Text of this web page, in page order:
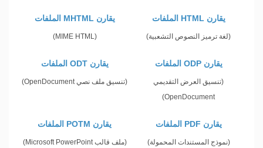
يقارن HTML الملفات
(لغة ترميز النصوص التشعبية)
يقارن MHTML الملفات
(MIME HTML)
يقارن ODP الملفات
(تنسيق العرض التقديمي
OpenDocument)
يقارن ODT الملفات
(تنسيق ملف نصي OpenDocument)
يقارن PDF الملفات
(نموذج المستندات المحمولة)
يقارن POTM الملفات
(ملف قالب Microsoft PowerPoint)